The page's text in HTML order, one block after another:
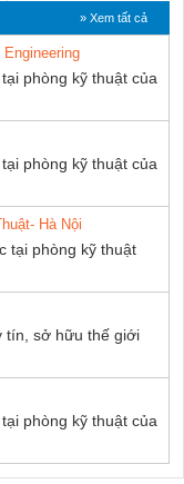
THIÊN ÂN VIỆT
NAM
» Xem tất cả
phòng kỹ thuật của
phòng kỹ thuật của
Hà Nội
tại phòng kỹ thuật
tín, sở hữu thế giới
phòng kỹ thuật của